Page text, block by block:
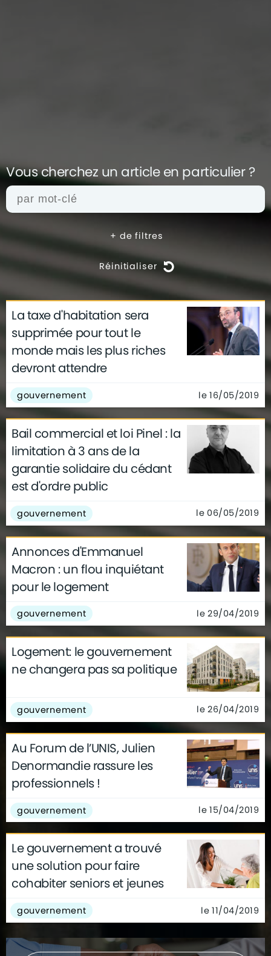
Vous cherchez un article en particulier ?
+ de filtres
Réinitialiser
actualités architecture
archives
conseils
déco finance
gouvernement
infographie
insolite
métier
technologie
La taxe d'habitation sera
supprimée pour tout le
monde mais les plus riches
devront attendre
gouvernement le 16/05/2019
Bail commercial et loi Pinel : la
limitation à 3 ans de la
garantie solidaire du cédant
est d'ordre public
gouvernement le 06/05/2019
Annonces d'Emmanuel
Macron : un flou inquiétant
pour le logement
gouvernement le 29/04/2019
Logement: le gouvernement
ne changera pas sa politique
gouvernement le 26/04/2019
Au Forum de l’UNIS, Julien
Denormandie rassure les
professionnels !
gouvernement le 15/04/2019
Le gouvernement a trouvé
une solution pour faire
cohabiter seniors et jeunes
gouvernement le 11/04/2019